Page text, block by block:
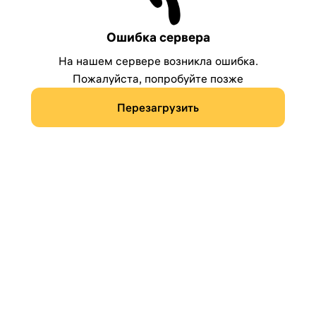
Ошибка сервера
На нашем сервере возникла ошибка.
Пожалуйста, попробуйте позже
Перезагрузить